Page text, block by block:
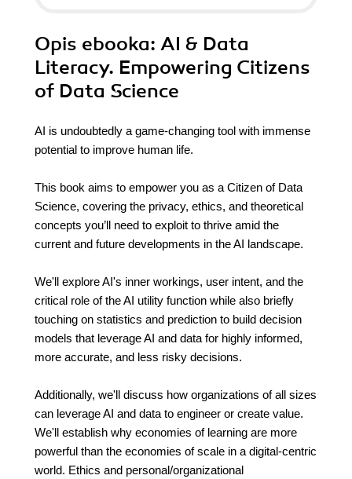
Opis ebooka: AI & Data
Literacy. Empowering Citizens
of Data Science
AI is undoubtedly a game-changing tool with immense
potential to improve human life.
This book aims to empower you as a Citizen of Data
Science, covering the privacy, ethics, and theoretical
concepts you’ll need to exploit to thrive amid the
current and future developments in the AI landscape.
We'll explore AI's inner workings, user intent, and the
critical role of the AI utility function while also briefly
touching on statistics and prediction to build decision
models that leverage AI and data for highly informed,
more accurate, and less risky decisions.
Additionally, we'll discuss how organizations of all sizes
can leverage AI and data to engineer or create value.
We'll establish why economies of learning are more
powerful than the economies of scale in a digital-centric
world. Ethics and personal/organizational